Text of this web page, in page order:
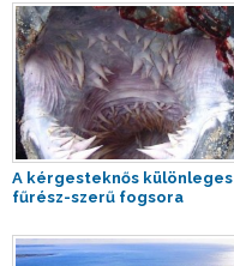
A kérgesteknős különleges
fűrész-szerű fogsora